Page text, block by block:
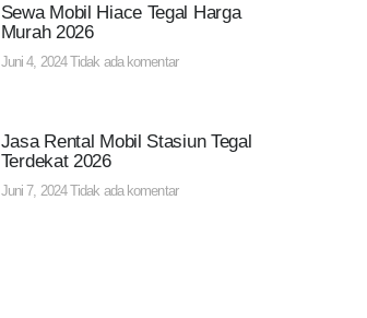
Sewa Mobil Hiace Tegal Harga
Murah 2026
Juni 4, 2024Tidak ada komentar
Jasa Rental Mobil Stasiun Tegal
Terdekat 2026
Juni 7, 2024Tidak ada komentar